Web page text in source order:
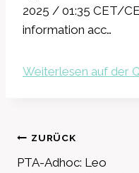
2025 / 01:35 CET/
information acc…
Weiterlesen auf der
ZURÜCK
PTA-Adhoc: Leo